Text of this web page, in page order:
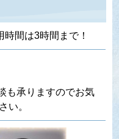
間は3時間まで！
も承りますのでお気
い。